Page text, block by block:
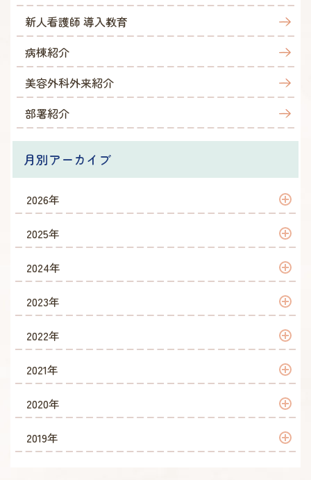
新人看護師 導入教育
病棟紹介
美容外科外来紹介
部署紹介
月別アーカイブ
2026年
2026年 7月
2026年 6月
2026年 5月
2026年 3月
2026年 2月
2026年 1月
2025年
2025年 12月
2025年 11月
2025年 10月
2025年 8月
2025年 7月
2025年 6月
2024年
2024年 12月
2024年 10月
2024年 9月
2024年 7月
2024年 6月
2023年
2023年 12月
2023年 11月
2023年 10月
2023年 8月
2022年
2022年 12月
2022年 11月
2022年 10月
2021年
2021年 12月
2021年 11月
2020年
2020年 12月
2019年